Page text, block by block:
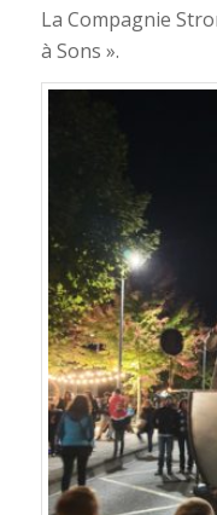
La Compagnie
à Sons ».